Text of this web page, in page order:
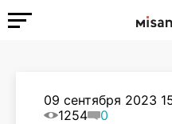
09 сентября 2023
1254
0